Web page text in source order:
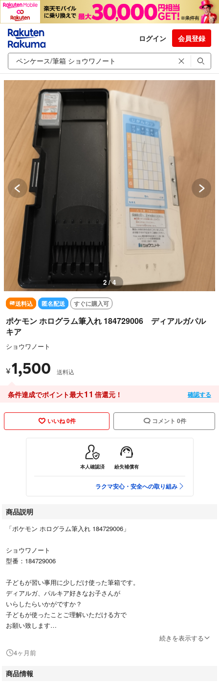
ログイン 会員登録
3 / 4
送料込 匿名配送 すぐに購入可
ポケモン ホログラム筆入れ 184729006 ディアルガパル
キア
ショウワノート
¥1,500 送料込
条件達成でポイント最大11 倍還元！ 確認する
いいね 0件 コメント 0件
本人確認済 紛失補償有
ラクマ安心・安全への取り組み
商品説明
「ポケモン ホログラム筆入れ 184729006」
ショウワノート
型番：184729006
子どもが習い事用に少しだけ使った筆箱です。
ディアルガ、パルキア好きなお子さんが
いらしたらいかがですか？
子どもが使ったことご理解いただける方で
お願い致します
#184729006
#インテリア/住まい/日用品
#文房具
続きを表示する
4ヶ月前
商品情報